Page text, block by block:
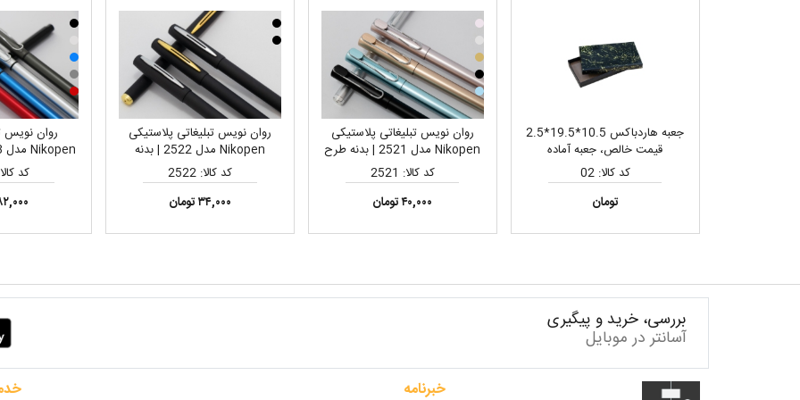
جعبه هاردباکس 10.5*19.5*2.5
قیمت خالص، جعبه آماده
کد کالا: 02
تومان
روان نویس تبلیغاتی پلاستیکی
Nikopen مدل 2521 | بدنه طرح
فلز، مناسب چاپ لیزر لوگو
کد کالا: 2521
۴۰,۰۰۰ تومان
روان نویس تبلیغاتی پلاستیکی
Nikopen مدل 2522 | بدنه
مشکی جیر، مناسب چاپ لیزر لوگو
کد کالا: 2522
۳۴,۰۰۰ تومان
روان نویس
براق،کد کالا:
۸۲,۰۰۰
بررسی، خرید و پیگیری
آسانتر در موبایل
خبرنامه